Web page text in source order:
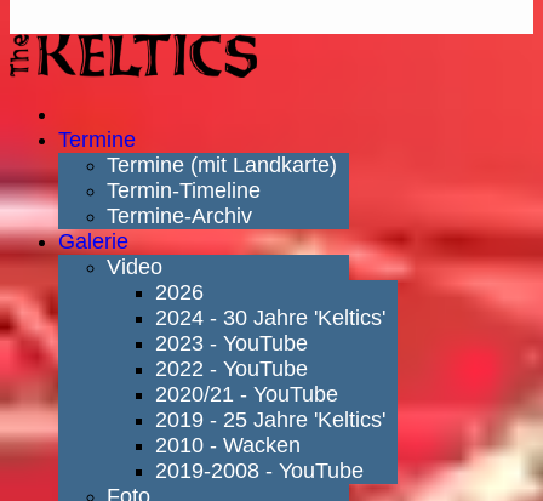
Termine
Termine (mit Landkarte)
Termin-Timeline
Termine-Archiv
Galerie
Video
2026
2024 - 30 Jahre 'Keltics'
2023 - YouTube
2022 - YouTube
2020/21 - YouTube
2019 - 25 Jahre 'Keltics'
2010 - Wacken
2019-2008 - YouTube
Foto